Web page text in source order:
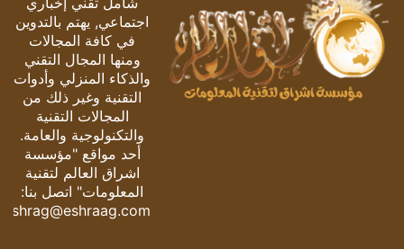
اجتماعي, يهتم بالتدوين
في كافة المجالات
ومنها المجال التقني
والذكاء المنزلي وأدوات
التقنية وغير ذلك من
المجالات التقنية
والتكنولوجية والعامة.
أحد مواقع "مؤسسة
اشراق العالم لتقنية
المعلومات" اتصل بنا:
eshrag@eshraag.com